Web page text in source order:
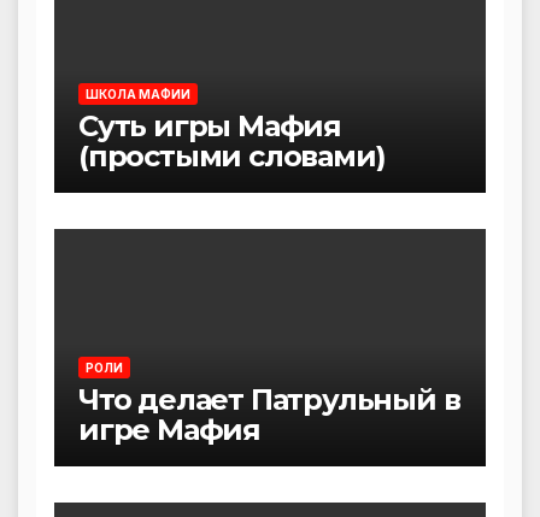
ШКОЛА МАФИИ
Суть игры Мафия
(простыми словами)
РОЛИ
Что делает Патрульный в
игре Мафия